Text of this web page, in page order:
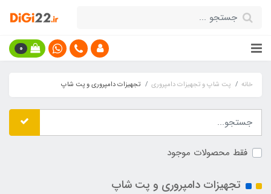
0
خانه پت شاپ و تجهیزات دامپروری تجهیزات دامپروری و پت شاپ
فقط محصولات موجود
تجهیزات دامپروری و پت شاپ